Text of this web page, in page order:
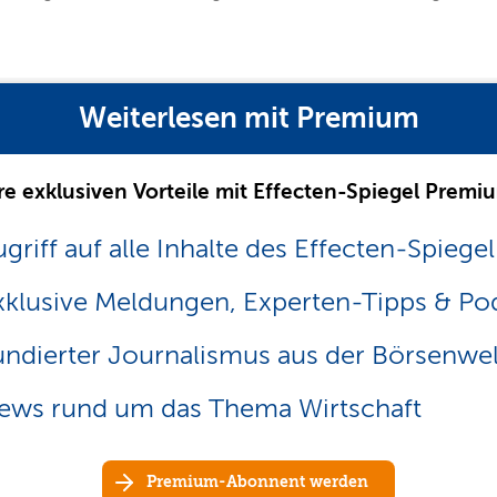
Weiterlesen mit Premium
exklusiven Vorteile mit Effecten-Spiegel
auf alle Inhalte des Effecten-Spiegel
Meldungen, Experten-Tipps &
Journalismus aus der
rund um das Thema Wirtschaft
Premium-Abonnent werden